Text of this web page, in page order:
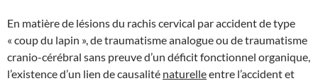
En matière de lésions du rachis cervical par accident de type
« coup du lapin », de traumatisme analogue ou de traumatisme
cranio-cérébral sans preuve d’un déficit fonctionnel organique,
l’existence d’un lien de causalité naturelleentre l’accident et